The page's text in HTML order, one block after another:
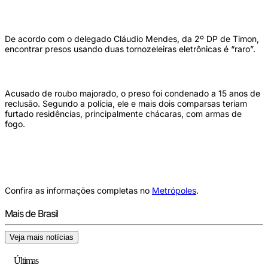
De acordo com o delegado Cláudio Mendes, da 2º DP de Timon,
encontrar presos usando duas tornozeleiras eletrônicas é “raro”.
Acusado de roubo majorado, o preso foi condenado a 15 anos de
reclusão. Segundo a polícia, ele e mais dois comparsas teriam
furtado residências, principalmente chácaras, com armas de
fogo.
Confira as informações completas no Metrópoles.
Mais de Brasil
Veja mais notícias
Últimas